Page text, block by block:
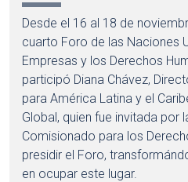
Desde el 16 al 18 de
cuarto Foro de las Naciones
Empresas y los Derechos
participó Diana Chávez,
para América Latina y el
Global, quien fue invitada por
Comisionado para los
presidir el Foro,
en ocupar este lugar.